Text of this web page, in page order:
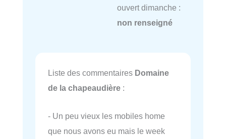
ouvert dimanche :
non renseigné
Liste des commentaires Domaine
de la chapeaudière :
- Un peu vieux les mobiles home
que nous avons eu mais le week